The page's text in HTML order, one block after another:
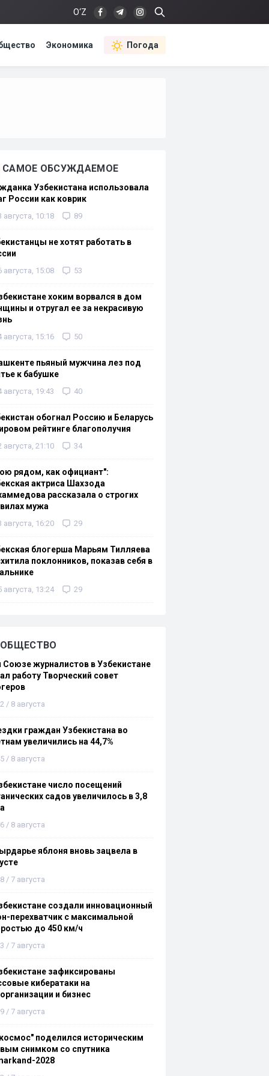
O‘Z
Экономика Погода
САМОЕ ОБСУЖДАЕМОЕ
Узбекистана использовала
России как коврик
августа, 10:18 89
не хотят работать в
августа, 15:08 53
хоким ворвался в дом
и отругал ее за некрасивую
августа, 15:16 50
пьяный мужчина лез под
к бабушке
августа, 19:43 40
обогнал Россию и Беларусь
рейтинге благополучия
августа, 21:10 34
рядом, как официант":
актриса Шахзода
рассказала о строгих
мужа
августа, 16:20 29
блогерша Марьям Тилляева
поклонников, показав себя в
августа, 13:24 29
ОБЩЕСТВО
Союзе журналистов в Узбекистане
работу Творческий совет
/ 8 августа
граждан Узбекистана во
увеличились на 44,7%
/ 8 августа
число посещений
садов увеличилось в 3,8
/ 8 августа
яблоня вновь зацвела в
/ 7 августа
создали инновационный
перехватчик с максимальной
до 450 км/ч
/ 7 августа
зафиксированы
кибератаки на
и бизнес
/ 7 августа
поделился историческим
снимком со спутника
2028